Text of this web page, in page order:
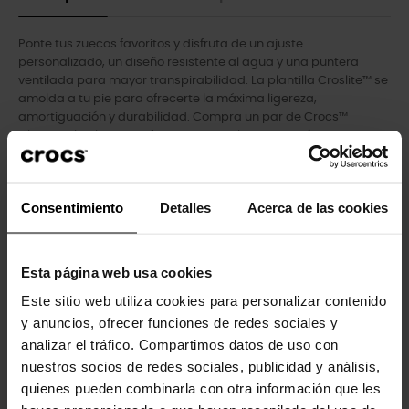
Consentimiento Detalles Acerca de las cookies
Esta página web usa cookies
Este sitio web utiliza cookies para personalizar contenido
y anuncios, ofrecer funciones de redes sociales y
analizar el tráfico. Compartimos datos de uso con
nuestros socios de redes sociales, publicidad y análisis,
quienes pueden combinarla con otra información que les
Ponte tus zuecos favoritos y disfruta de un ajuste
personalizado, un diseño resistente al agua y una puntera
ventilada para mayor transpirabilidad. La plantilla Croslite™ se
amolda a tu pie para ofrecerte la máxima ligereza,
amortiguación y durabilidad. Compra un par de Crocs™
Classic, el calzado perfecto para cualquier ocasión.
- Los orificios de ventilación añaden transpirabilidad y ayudan
- Material Croslite™ totalmente moldeado para ofrecer la
- Suelas ligeras que no dejan marcas.
- Perfectas para el agua y flotantes, sólo pesan unos gramos.
Los clientes que compraron este